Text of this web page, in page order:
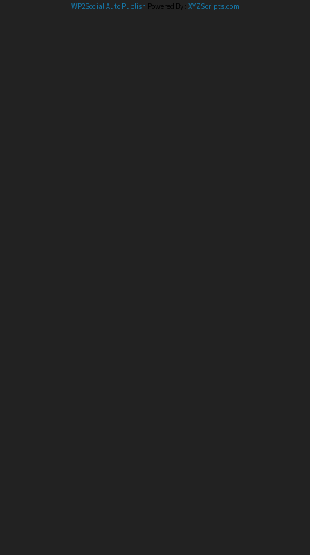
WP2Social Auto Publish Powered By : XYZScripts.com